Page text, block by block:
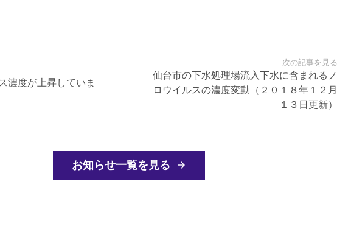
濃度が上昇していま
次の記事を見る
仙台市の下水処理場流入下水に含まれるノ
ロウイルスの濃度変動（２０１８年１２月
１３日更新）
お知らせ一覧を見る arrow_forward